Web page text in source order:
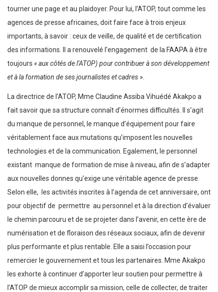
tourner une page et au plaidoyer. Pour lui, l’ATOP, tout comme les
agences de presse africaines, doit faire face à trois enjeux
importants, à savoir : ceux de veille, de qualité et de certification
des informations. Il a renouvelé l’engagement de la FAAPA à être
toujours « aux côtés de l’ATOP) pour contribuer à son développement
et à la formation de ses journalistes et cadres ».
La directrice de l’ATOP, Mme Claudine Assiba Vihuédé Akakpo a
fait savoir que sa structure connaît d’énormes difficultés. Il s’agit
du manque de personnel, le manque d’équipement pour faire
véritablement face aux mutations qu’imposent les nouvelles
technologies et de la communication. Egalement, le personnel
existant manque de formation de mise à niveau, afin de s’adapter
aux nouvelles donnes qu’exige une véritable agence de presse.
Selon elle, les activités inscrites à l’agenda de cet anniversaire, ont
pour objectif de permettre au personnel et à la direction d’évaluer
le chemin parcouru et de se projeter dans l’avenir, en cette ère de
numérisation et de floraison des réseaux sociaux, afin de devenir
plus performante et plus rentable. Elle a saisi l’occasion pour
remercier le gouvernement et tous les partenaires. Mme Akakpo
les exhorte à continuer d’apporter leur soutien pour permettre à
l’ATOP de mieux accomplir sa mission, celle de collecter, de traiter